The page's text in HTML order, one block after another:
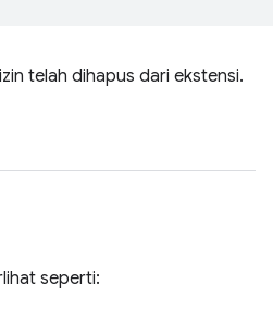
telah dihapus dari ekstensi.
seperti: